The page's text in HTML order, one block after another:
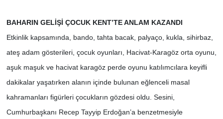
BAHARIN GELİŞİ ÇOCUK KENT’TE ANLAM KAZANDI
Etkinlik kapsamında, bando, tahta bacak, palyaço, kukla, sihirbaz,
ateş adam gösterileri, çocuk oyunları, Hacivat-Karagöz orta oyunu,
aşuk maşuk ve hacivat karagöz perde oyunu katılımcılara keyifli
dakikalar yaşatırken alanın içinde bulunan eğlenceli masal
kahramanları figürleri çocukların gözdesi oldu. Sesini,
Cumhurbaşkanı Recep Tayyip Erdoğan’a benzetmesiyle
ÖZEL HABER
SİYASET
SPOR